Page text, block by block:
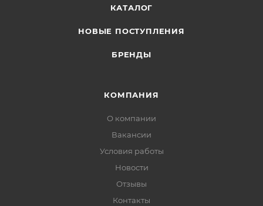
КАТАЛОГ
НОВЫЕ ПОСТУПЛЕНИЯ
БРЕНДЫ
КОМПАНИЯ
О компании
Вакансии
Условия работы
Новости
Отзывы
Контакты